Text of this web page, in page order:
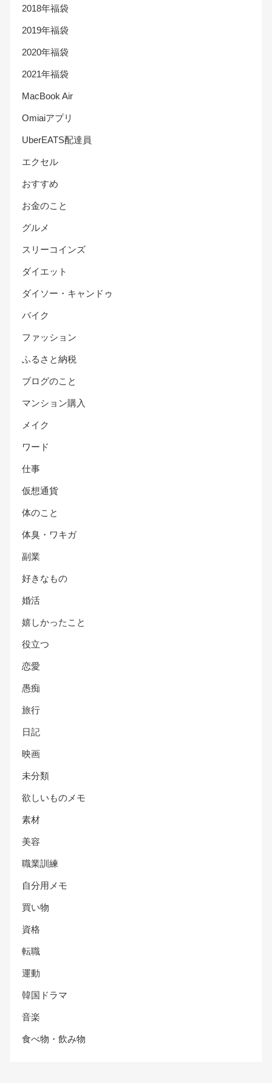
2018年福袋
2019年福袋
2020年福袋
2021年福袋
MacBook Air
Omiaiアプリ
UberEATS配達員
エクセル
おすすめ
お金のこと
グルメ
スリーコインズ
ダイエット
ダイソー・キャンドゥ
バイク
ファッション
ふるさと納税
ブログのこと
マンション購入
メイク
ワード
仕事
仮想通貨
体のこと
体臭・ワキガ
副業
好きなもの
婚活
嬉しかったこと
役立つ
恋愛
愚痴
旅行
日記
映画
未分類
欲しいものメモ
素材
美容
職業訓練
自分用メモ
買い物
資格
転職
運動
韓国ドラマ
音楽
食べ物・飲み物